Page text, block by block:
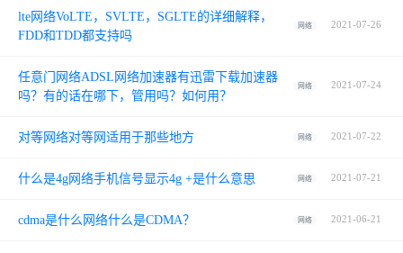
lte网络VoLTE，SVLTE，SGLTE的详细解释，
FDD和TDD都支持吗
网络 2021-07-26
任意门网络ADSL网络加速器有迅雷下载加速器
吗？有的话在哪下，管用吗？如何用？
网络 2021-07-24
对等网络对等网适用于那些地方 网络 2021-07-22
什么是4g网络手机信号显示4g +是什么意思 网络 2021-07-21
cdma是什么网络什么是CDMA？ 网络 2021-06-21